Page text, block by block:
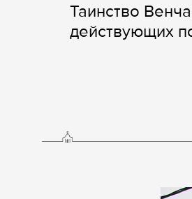
Таинство
действующих